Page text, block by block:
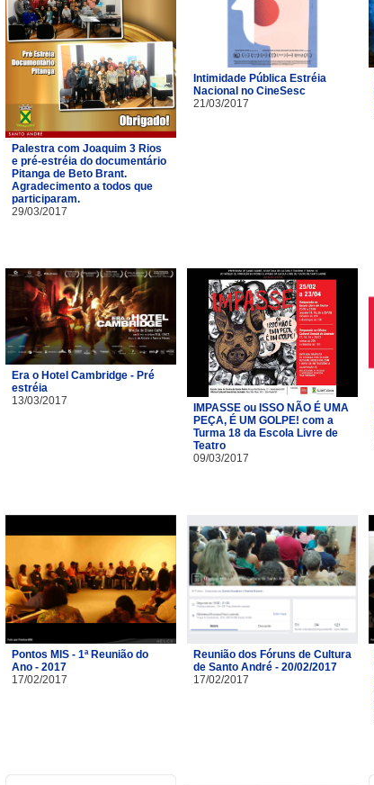
Palestra com Joaquim 3 Rios
e pré-estréia do documentário
Pitanga de Beto Brant.
Agradecimento a todos que
participaram.
29/03/2017
Intimidade Pública Estréia
Nacional no CineSesc
21/03/2017
Era o Hotel Cambridge - Pré
estréia
13/03/2017
IMPASSE ou ISSO NÃO É UMA
PEÇA, É UM GOLPE! com a
Turma 18 da Escola Livre de
Teatro​
09/03/2017
Pontos MIS - 1ª Reunião do
Ano - 2017
17/02/2017
Reunião dos Fóruns de Cultura
de Santo André - 20/02/2017
17/02/2017